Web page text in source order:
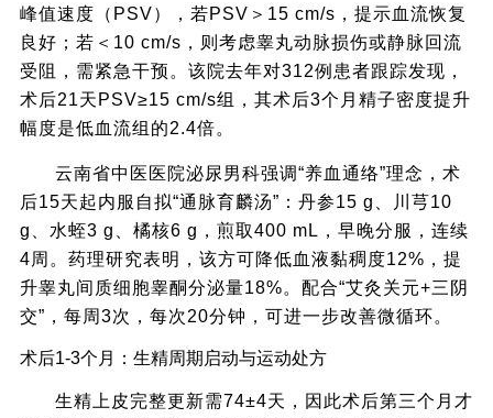
峰值速度（PSV），若PSV＞15 cm/s，提示血流恢复
良好；若＜10 cm/s，则考虑睾丸动脉损伤或静脉回流
受阻，需紧急干预。该院去年对312例患者跟踪发现，
术后21天PSV≥15 cm/s组，其术后3个月精子密度提升
幅度是低血流组的2.4倍。
云南省中医医院泌尿男科强调“养血通络”理念，术
后15天起内服自拟“通脉育麟汤”：丹参15 g、川芎10
g、水蛭3 g、橘核6 g，煎取400 mL，早晚分服，连续
4周。药理研究表明，该方可降低血液黏稠度12%，提
升睾丸间质细胞睾酮分泌量18%。配合“艾灸关元+三阴
交”，每周3次，每次20分钟，可进一步改善微循环。
术后1-3个月：生精周期启动与运动处方
生精上皮完整更新需74±4天，因此术后第三个月才